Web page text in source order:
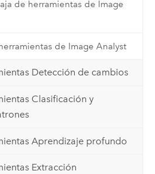
de herramientas de Image
de Image Analyst
Detección de cambios
Clasificación y
Aprendizaje profundo
Extracción